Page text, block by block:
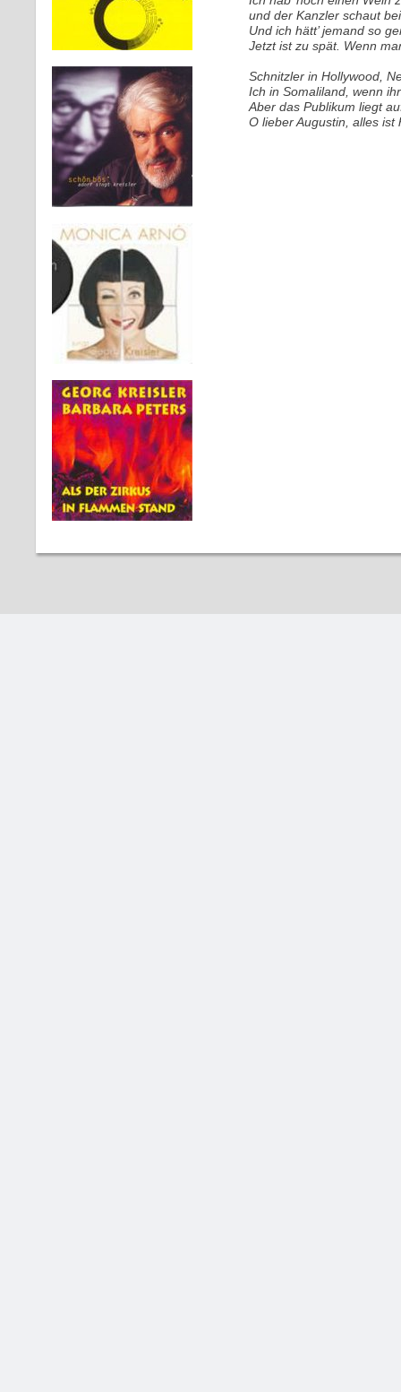
und der Kanzler schaut
Und ich hätt’ jemand so
Jetzt ist zu spät. Wenn
Schnitzler in Hollywood,
Ich in Somaliland, wenn
Aber das Publikum liegt
O lieber Augustin, alles ist